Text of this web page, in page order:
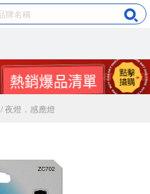
/ 夜燈．感應燈